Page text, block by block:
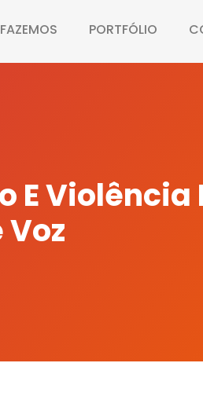
PORTFÓLIO
E Violência